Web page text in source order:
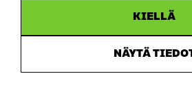
KIELLÄ
NÄYTÄ
Tillgänglighetsutredning
Beskrivning av